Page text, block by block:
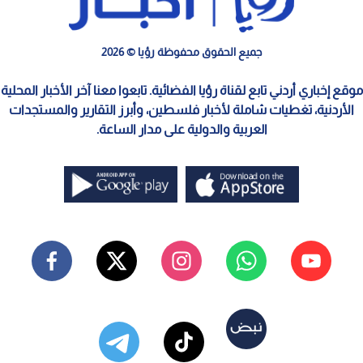
جميع الحقوق محفوظة رؤيا © 2026
موقع إخباري أردني تابع لقناة رؤيا الفضائية. تابعوا معنا آخر الأخبار المحلية
الأردنية، تغطيات شاملة لأخبار فلسطين، وأبرز التقارير والمستجدات
العربية والدولية على مدار الساعة.